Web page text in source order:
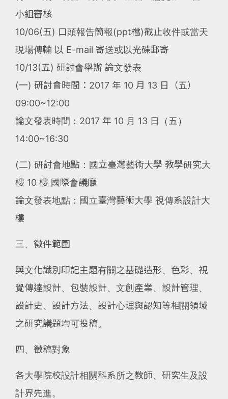
小組審核
10/06(五) 口頭報告簡報(ppt檔)截止收件或當天
現場傳輸 以 E-mail 寄送或以光碟郵寄
10/13(五) 研討會舉辦 論文發表
(一) 研討會時間：2017 年 10 月 13 日（五）
09:00~12:00
論文發表時間：2017 年 10 月 13 日（五）
14:00~16:30
(二) 研討會地點：國立臺灣藝術大學 教學研究大
樓 10 樓 國際會議廳
論文發表地點：國立臺灣藝術大學 視傳系設計大
樓
三、徵件範圍
與文化識別印記主題有關之基礎造形、色彩、視
覺傳達設計、包裝設計、文創產業、設計管理、
設計史、設計方法、設計心理與認知等相關領域
之研究議題均可投稿。
四、徵稿對象
各大學院校設計相關科系所之教師、研究生及設
計界先進。